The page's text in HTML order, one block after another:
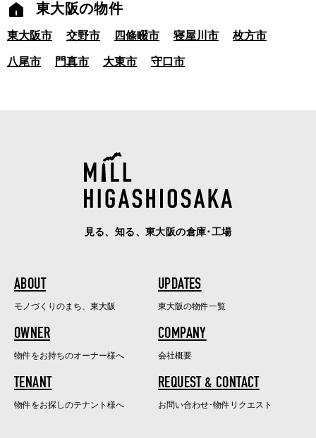
東大阪の物件
東大阪市 交野市 四條畷市 寝屋川市 枚方市
八尾市 門真市 大東市 守口市
見る、知る、東大阪の倉庫･工場
ABOUT
モノづくりのまち、東大阪
UPDATES
東大阪の物件一覧
OWNER
物件をお持ちのオーナー様へ
COMPANY
会社概要
TENANT
物件をお探しのテナント様へ
REQUEST & CONTACT
お問い合わせ･物件リクエスト